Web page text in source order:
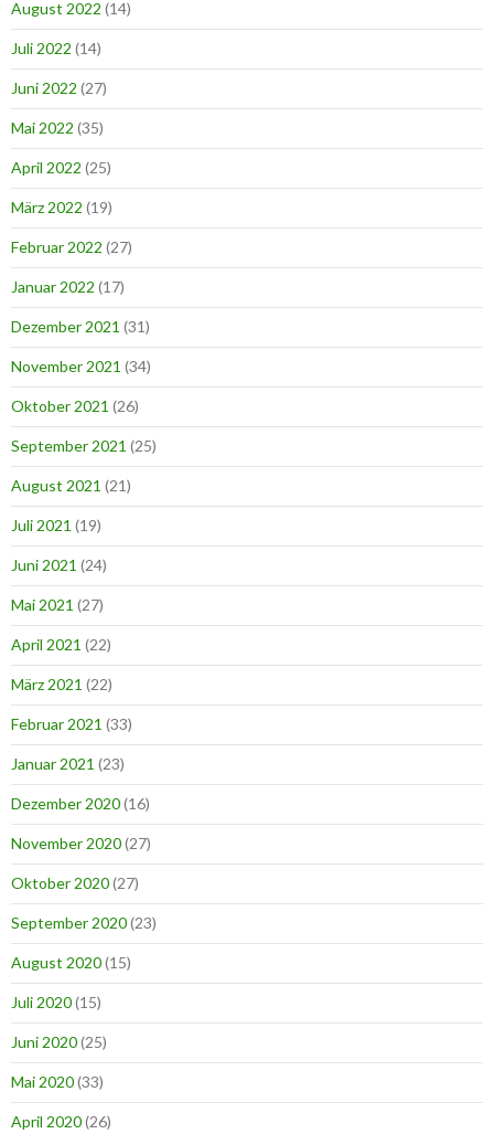
August 2022 (14)
Juli 2022 (14)
Juni 2022 (27)
Mai 2022 (35)
April 2022 (25)
März 2022 (19)
Februar 2022 (27)
Januar 2022 (17)
Dezember 2021 (31)
November 2021 (34)
Oktober 2021 (26)
September 2021 (25)
August 2021 (21)
Juli 2021 (19)
Juni 2021 (24)
Mai 2021 (27)
April 2021 (22)
März 2021 (22)
Februar 2021 (33)
Januar 2021 (23)
Dezember 2020(16)
November 2020(27)
Oktober 2020(27)
September 2020(23)
August 2020(15)
Juli 2020(15)
Juni 2020(25)
Mai 2020(33)
April 2020(26)